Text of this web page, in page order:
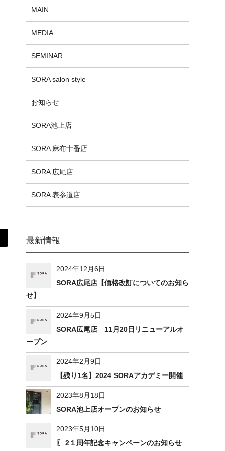
MAIN
MEDIA
SEMINAR
SORA salon style
お知らせ
SORA池上店
SORA 麻布十番店
SORA 広尾店
SORA 表参道店
最新情報
2024年12月6日
SORA広尾店【価格改訂についてのお知ら
せ】
2024年9月5日
SORA広尾店 11月20日リニューアルオ
ープン
2024年2月9日
【残り1名】2024 SORAアカデミー開催
2023年8月18日
SORA池上店オープンのお知らせ
2023年5月10日
〖 2１周年記念キャンペーンのお知らせ